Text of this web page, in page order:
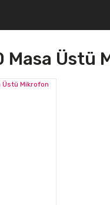
Masa Üstü